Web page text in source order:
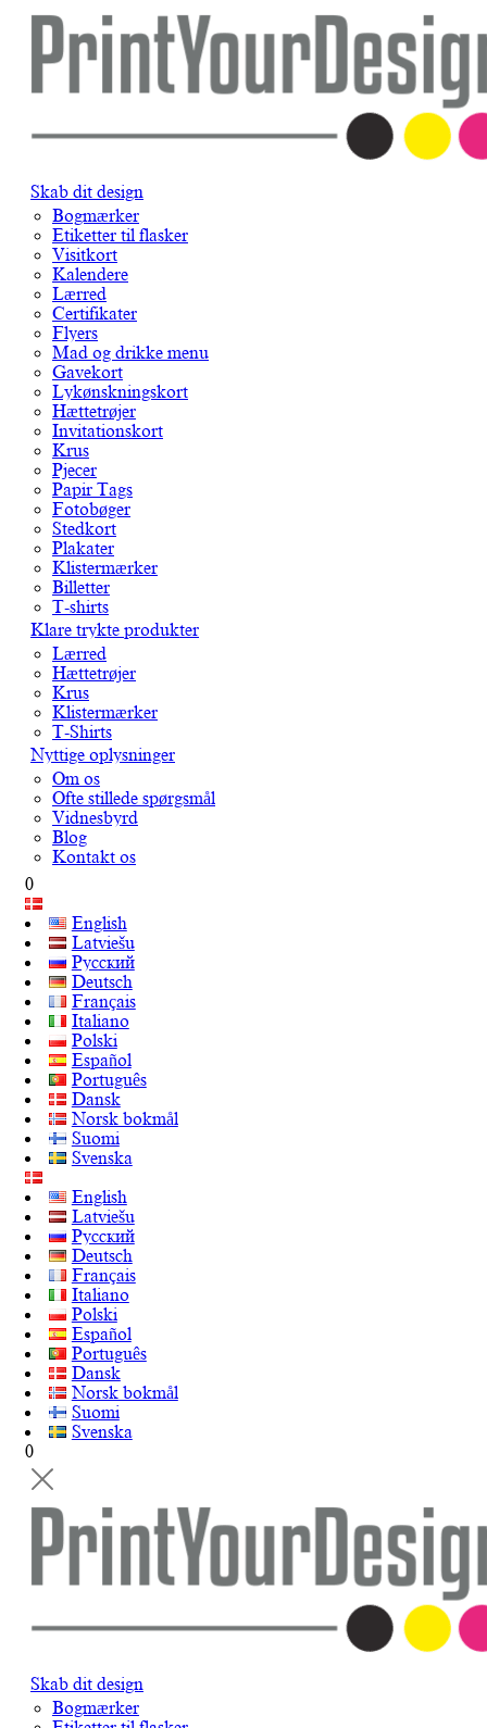
Skab dit design
Bogmærker
Etiketter til flasker
Visitkort
Kalendere
Lærred
Certifikater
Flyers
Mad og drikke menu
Gavekort
Lykønskningskort
Hættetrøjer
Invitationskort
Krus
Pjecer
Papir Tags
Fotobøger
Stedkort
Plakater
Klistermærker
Billetter
T-shirts
Klare trykte produkter
Lærred
Hættetrøjer
Krus
Klistermærker
T-Shirts
Nyttige oplysninger
Om os
Ofte stillede spørgsmål
Vidnesbyrd
Blog
Kontakt os
0
English
Latviešu
Русский
Deutsch
Français
Italiano
Polski
Español
Português
Dansk
Norsk bokmål
Suomi
Svenska
English
Latviešu
Русский
Deutsch
Français
Italiano
Polski
Español
Português
Dansk
Norsk bokmål
Suomi
Svenska
0
Skab dit design
Bogmærker